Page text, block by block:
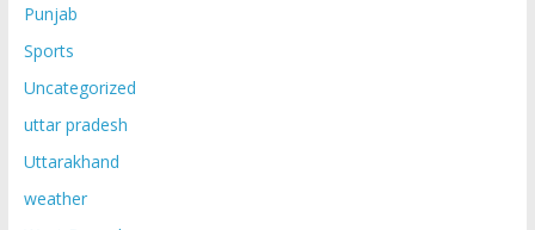
Punjab
Sports
Uncategorized
uttar pradesh
Uttarakhand
weather